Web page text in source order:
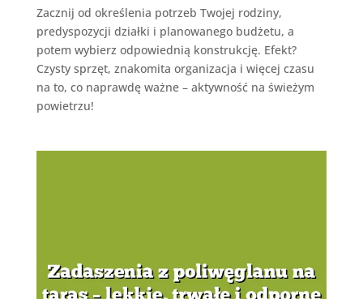
Zacznij od określenia potrzeb Twojej rodziny,
predyspozycji działki i planowanego budżetu, a
potem wybierz odpowiednią konstrukcję. Efekt?
Czysty sprzęt, znakomita organizacja i więcej czasu
na to, co naprawdę ważne – aktywność na świeżym
powietrzu!